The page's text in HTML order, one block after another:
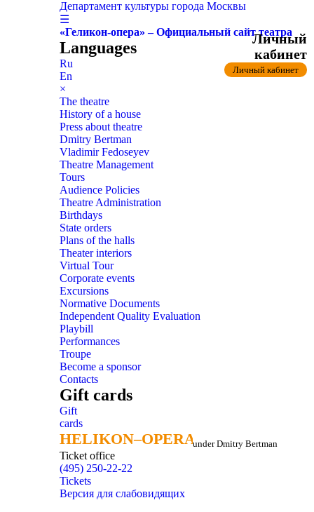
Департамент культуры города Москвы
☰
«Геликон-опера» – Официальный сайт театра
Languages
Ru
En
×
The theatre
History of a house
Press about theatre
Dmitry Bertman
Vladimir Fedoseyev
Theatre Management
Tours
Audience Policies
Theatre Administration
Birthdays
State orders
Plans of the halls
Theater interiors
Virtual Tour
Corporate events
Excursions
Normative Documents
Independent Quality Evaluation
Playbill
Performances
Troupe
Become a sponsor
Contacts
Gift cards
Gift
cards
HELIKON–OPERA
HELIKON–OPERAunder Dmitry Bertman
Ticket office
(495) 250-22-22
Личный
кабинет
Личный кабинет
Tickets
Версия для слабовидящих